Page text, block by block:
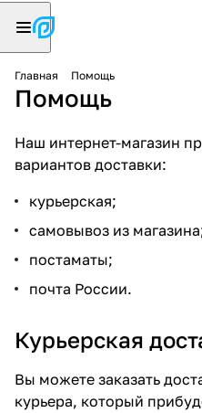
Главная Помощь
Помощь
Наш интернет-магазин
вариантов доставки:
курьерская;
самовывоз из
постаматы;
почта России.
Курьерская
Вы можете заказать
курьера, который